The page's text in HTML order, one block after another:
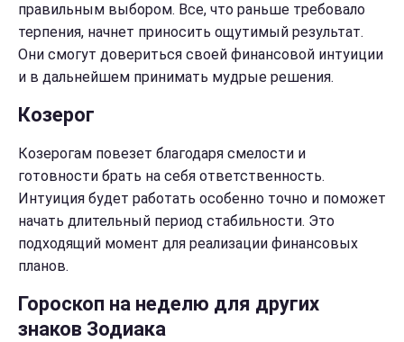
правильным выбором. Все, что раньше требовало
терпения, начнет приносить ощутимый результат.
Они смогут довериться своей финансовой интуиции
и в дальнейшем принимать мудрые решения.
Козерог
Козерогам повезет благодаря смелости и
готовности брать на себя ответственность.
Интуиция будет работать особенно точно и поможет
начать длительный период стабильности. Это
подходящий момент для реализации финансовых
планов.
Гороскоп на неделю для других
знаков Зодиака